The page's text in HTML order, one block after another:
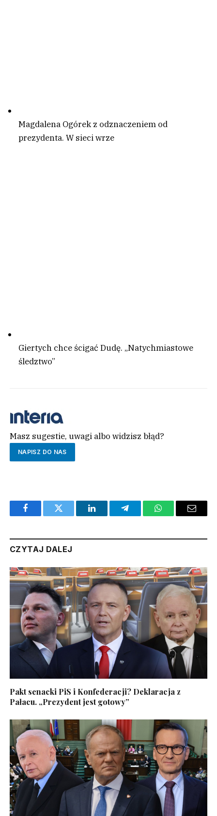
Magdalena Ogórek z odznaczeniem od
prezydenta. W sieci wrze
Giertych chce ścigać Dudę. „Natychmiastowe
śledztwo”
Masz sugestie, uwagi albo widzisz błąd?
NAPISZ DO NAS
FacebookTwitter LinkedInTelegramWhatsAppEmail
CZYTAJ DALEJ
Pakt senacki PiS i Konfederacji? Deklaracja z
Pałacu. „Prezydent jest gotowy”